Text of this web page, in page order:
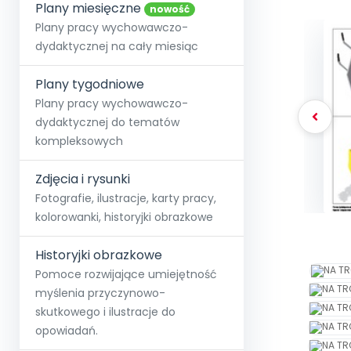
Społeczność
+48 12 631 04 10
kontakt@blizejprzedszkola.pl
O miesięczniku
Strona główna
Strefy,
O Akademii
Akademia
Poznaj pakiet MAX
Testuj przez 7 dni
E-
∞Pakiet
Pełen
Wszystkie projekty
Skontaktuj się
Dodaj wpis
Plany miesięczne nowość
Plany pracy wychowawczo-
dydaktycznej na cały miesiąc
Plany tygodniowe
Plany pracy wychowawczo-
dydaktycznej do tematów
kompleksowych
Zdjęcia i rysunki
Fotografie, ilustracje, karty pracy,
kolorowanki, historyjki obrazkowe
Historyjki obrazkowe
Pomoce rozwijające umiejętność
myślenia przyczynowo-
skutkowego i ilustracje do
opowiadań.